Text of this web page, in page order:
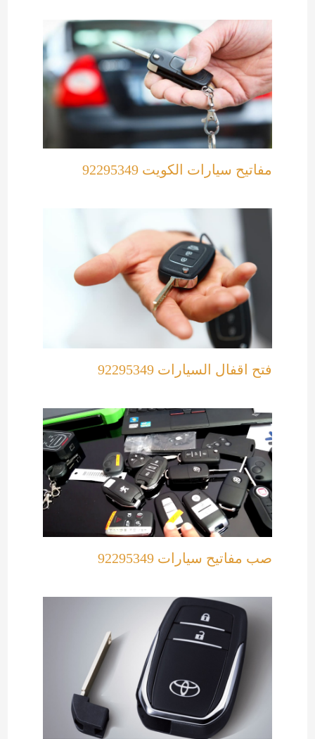
مفاتيح سيارات الكويت 92295349
فتح اقفال السيارات 92295349
صب مفاتيح سيارات 92295349